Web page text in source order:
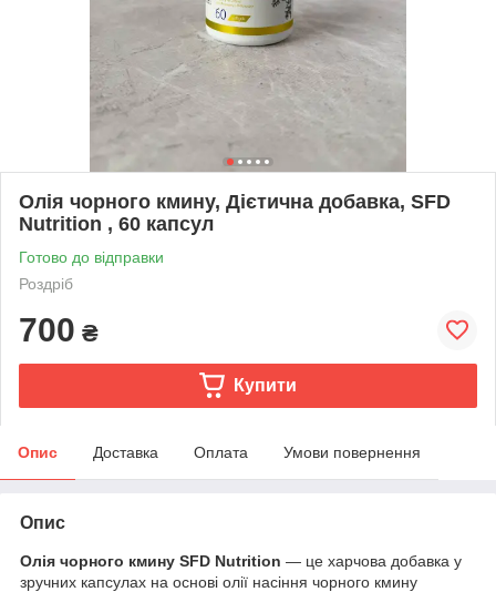
Олія чорного кмину, Дієтична добавка, SFD
Nutrition , 60 капсул
Готово до відправки
Роздріб
700 ₴
Купити
Опис Доставка Оплата Умови повернення
Опис
Олія чорного кмину SFD Nutrition — це харчова добавка у
зручних капсулах на основі олії насіння чорного кмину